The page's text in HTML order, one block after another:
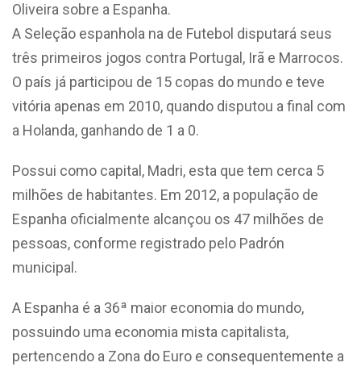
Oliveira sobre a Espanha.
A Seleção espanhola na de Futebol disputará seus
três primeiros jogos contra Portugal, Irã e Marrocos.
O país já participou de 15 copas do mundo e teve
vitória apenas em 2010, quando disputou a final com
a Holanda, ganhando de 1 a 0.
Possui como capital, Madri, esta que tem cerca 5
milhões de habitantes. Em 2012, a população de
Espanha oficialmente alcançou os 47 milhões de
pessoas, conforme registrado pelo Padrón
municipal.
A Espanha é a 36ª maior economia do mundo,
possuindo uma economia mista capitalista,
pertencendo a Zona do Euro e consequentemente a